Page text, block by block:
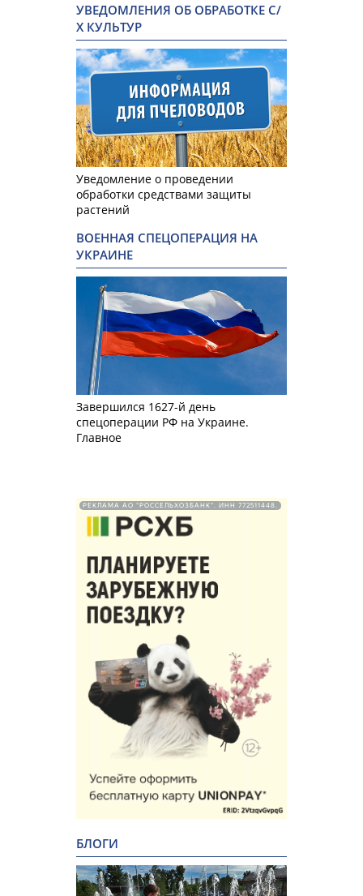
УВЕДОМЛЕНИЯ ОБ ОБРАБОТКЕ С/
Х КУЛЬТУР
Уведомление о проведении
обработки средствами защиты
растений
ВОЕННАЯ СПЕЦОПЕРАЦИЯ НА
УКРАИНЕ
Завершился 1627-й день
спецоперации РФ на Украине.
Главное
РЕКЛАМА АО "РОССЕЛЬХОЗБАНК". ИНН 772511448.
БЛОГИ